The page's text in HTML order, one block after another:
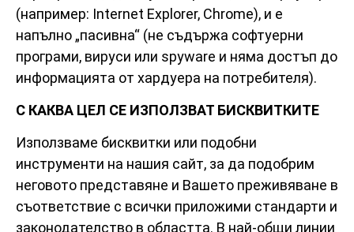
(например: Internet Explorer, Chrome), и е
напълно „пасивна“ (не съдържа софтуерни
програми, вируси или spyware и няма достъп до
информацията от хардуера на потребителя).
С КАКВА ЦЕЛ СЕ ИЗПОЛЗВАТ БИСКВИТКИТЕ
Използваме бисквитки или подобни
инструменти на нашия сайт, за да подобрим
неговото представяне и Вашето преживяване в
съответствие с всички приложими стандарти и
законодателство в областта. В най-общи линии